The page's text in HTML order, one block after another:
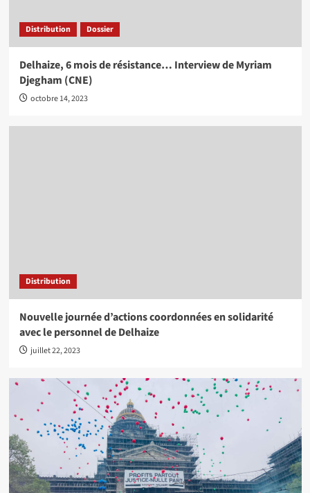
Distribution Dossier
Delhaize, 6 mois de résistance… Interview de Myriam
Djegham (CNE)
octobre 14, 2023
Distribution
Nouvelle journée d’actions coordonnées en solidarité
avec le personnel de Delhaize
juillet 22, 2023